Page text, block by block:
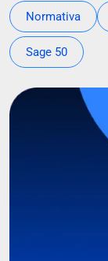
Normativa
Sage 50